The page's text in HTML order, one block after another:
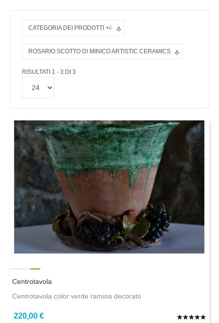
CATEGORIA DEI PRODOTTI +/-
ROSARIO SCOTTO DI MINICO ARTISTIC CERAMICS
RISULTATI 1 - 3 DI 3
Centrotavola
Centrotavola color verde ramina decorato
220,00 €